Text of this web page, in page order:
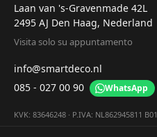
Laan van 's-Gravenmade 42L
2495 AJ Den Haag, Nederland
Visita solo su appuntamento
info@smartdeco.nl
085 - 027 00 90
WhatsApp
KVK: 83646248 · P.IVA: NL862945811 B01